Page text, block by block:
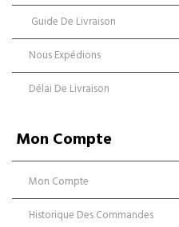
Guide De Livraison
Nous Expédions
Délai De Livraison
Mon Compte
Mon Compte
Historique Des Commandes